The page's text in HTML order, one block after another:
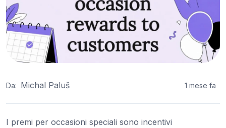
Da: Michal Paluš 1 mese fa
I premi per occasioni speciali sono incentivi